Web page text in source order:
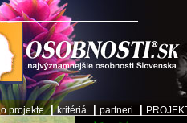
o projekte|kritériá partneri